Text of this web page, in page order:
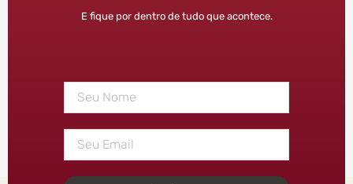
E fique por dentro de tudo que acontece.